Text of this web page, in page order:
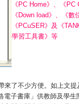
《PC Home》、《PC
《Down load》、《數
《PCuSER》及《
學習工具書》等
來了不少方便。如上文提
電子書庫」供教師及學生